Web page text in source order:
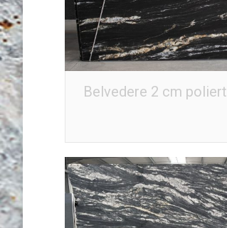
Belvedere 2 cm poliert